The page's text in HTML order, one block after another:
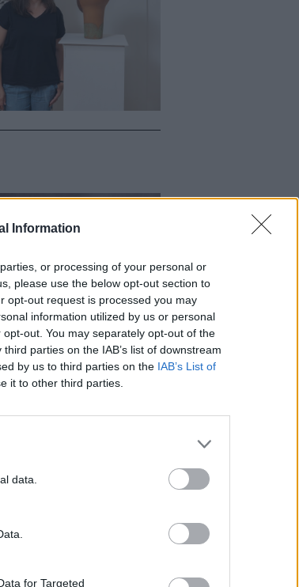
Information
or processing of your personal or
please use the below opt-out section to
opt-out request is processed you may
information utilized by us or personal
out. You may separately opt-out of the
parties on the IAB’s list of downstream
by us to third parties on the IAB’s List of
it to other third parties.
data.
for Targeted